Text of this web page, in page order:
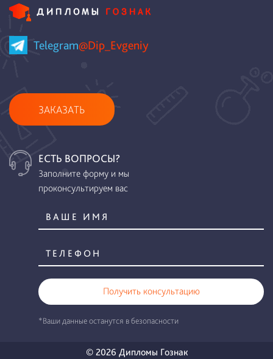
Telegram@Dip_Evgeniy
ЗАКАЗАТЬ
ЕСТЬ ВОПРОСЫ?
Заполните форму и мы
проконсультируем вас
Получить консультацию
*Ваши данные останутся в безопасности
© 2026 Дипломы Гознак